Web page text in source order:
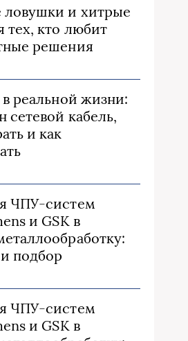
ловушки и хитрые
тех, кто любит
решения
в реальной жизни:
сетевой кабель,
и как
ЧПУ-систем
и GSK в
подбор
ЧПУ-систем
и GSK в